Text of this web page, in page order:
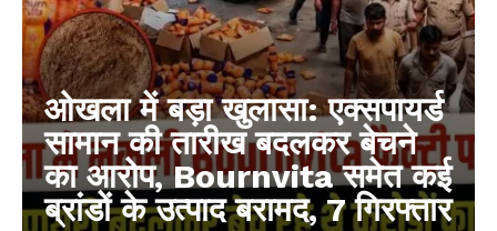
ओखला में बड़ा खुलासा: एक्सपायर्ड
सामान की तारीख बदलकर बेचने
का आरोप, Bournvita समेत कई
ब्रांडों के उत्पाद बरामद, 7 गिरफ्तार